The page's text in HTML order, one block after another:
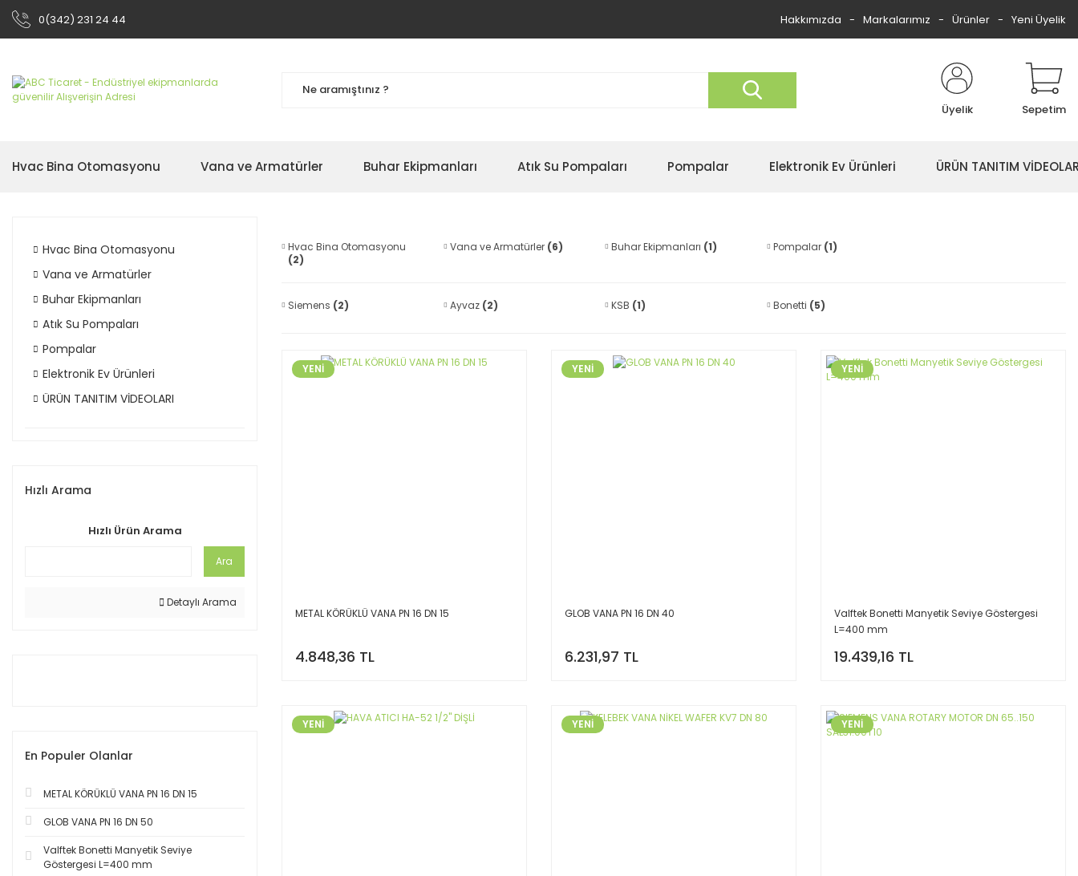
0(342) 231 24 44 Hakkımızda Markalarımız Ürünler Yeni Üyelik
Üyelik Sepetim
Hvac Bina Otomasyonu Vana ve Armatürler Buhar Ekipmanları Atık Su Pompaları Pompalar Elektronik Ev Ürünleri ÜRÜN TANITIM
Hvac Bina Otomasyonu
Vana ve Armatürler
Buhar Ekipmanları
Atık Su Pompaları
Pompalar
Elektronik Ev Ürünleri
ÜRÜN TANITIM VİDEOLARI
Hızlı Arama
Hızlı Ürün Arama
Ara
Detaylı Arama
En Populer Olanlar
METAL KÖRÜKLÜ VANA PN 16 DN 15
GLOB VANA PN 16 DN 50
Valftek Bonetti Manyetik Seviye
Göstergesi L=400 mm
Hvac Bina Otomasyonu
(2)
Vana ve Armatürler (6) Buhar Ekipmanları (1) Pompalar (1)
Siemens (2) Ayvaz (2) KSB (1) Bonetti (5)
YENİ
METAL KÖRÜKLÜ VANA PN 16 DN 15
4.848,36 TL
YENİ
GLOB VANA PN 16 DN 40
6.231,97 TL
YENİ
Valftek Bonetti Manyetik Seviye Göstergesi
L=400 mm
19.439,16 TL
YENİ YENİ YENİ